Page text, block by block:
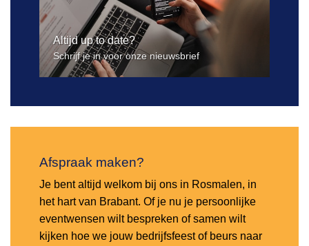
Altijd up to date?
Schrijf je in voor onze nieuwsbrief
Afspraak maken?
Je bent altijd welkom bij ons in Rosmalen, in
het hart van Brabant. Of je nu je persoonlijke
eventwensen wilt bespreken of samen wilt
kijken hoe we jouw bedrijfsfeest of beurs naar